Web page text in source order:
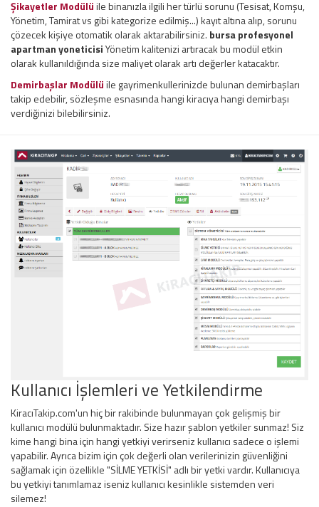
Şikayetler Modülüile binanızla ilgili her türlü sorunu (Tesisat, Komşu,
Yönetim, Tamirat vs gibi kategorize edilmiş...) kayıt altına alıp, sorunu
çözecek kişiye otomatik olarak aktarabilirsiniz. bursa profesyonel
apartman yoneticisiYönetim kalitenizi artıracak bu modül etkin
olarak kullanıldığında size maliyet olarak artı değerler katacaktır.
Demirbaşlar Modülüile gayrimenkullerinizde bulunan demirbaşları
takip edebilir, sözleşme esnasında hangi kiracıya hangi demirbaşı
verdiğinizi bilebilirsiniz.
Kullanıcı İşlemleri ve Yetkilendirme
KiracıTakip.com'un hiç bir rakibinde bulunmayan çok gelişmiş bir
kullanıcı modülü bulunmaktadır. Size hazır şablon yetkiler sunmaz! Siz
kime hangi bina için hangi yetkiyi verirseniz kullanıcı sadece o işlemi
yapabilir. Ayrıca bizim için çok değerli olan verilerinizin güvenliğini
sağlamak için özellikle "SİLME YETKİSİ" adlı bir yetki vardır. Kullanıcıya
bu yetkiyi tanımlamaz iseniz kullanıcı kesinlikle sistemden veri
silemez!